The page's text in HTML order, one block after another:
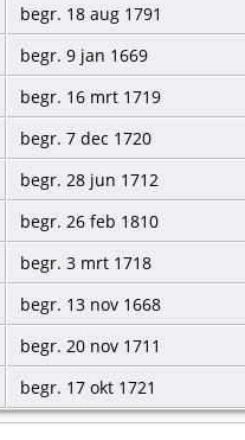
begr. 18 aug 1791
begr. 9 jan 1669
begr. 16 mrt 1719
begr. 7 dec 1720
begr. 28 jun 1712
begr. 26 feb 1810
begr. 3 mrt 1718
begr. 13 nov 1668
begr. 20 nov 1711
begr. 17 okt 1721